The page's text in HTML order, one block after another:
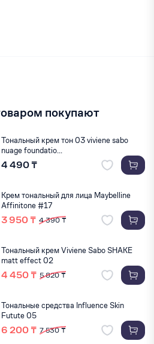
покупают
Тональный крем тон 03 viviene sabo
nuage foundatio...
4 490 ₸
Крем тональный для лица Maybelline
Аffinitone #17
3 950 ₸ 4 390 ₸
Тональный крем Viviene Sabo SHAKE
matt effect 02
4 450 ₸ 5 820 ₸
Тональные средства Influence Skin
Futute 05
6 200 ₸ 7 530 ₸